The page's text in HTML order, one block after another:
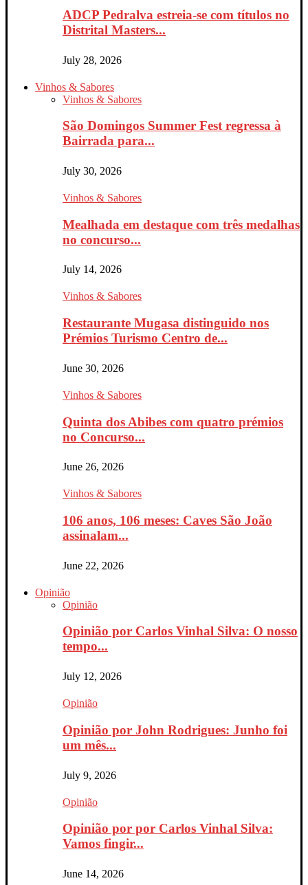
ADCP Pedralva estreia-se com títulos no
Distrital Masters...
July 28, 2026
Vinhos & Sabores
Vinhos & Sabores
São Domingos Summer Fest regressa à
Bairrada para...
July 30, 2026
Vinhos & Sabores
Mealhada em destaque com três medalhas
no concurso...
July 14, 2026
Vinhos & Sabores
Restaurante Mugasa distinguido nos
Prémios Turismo Centro de...
June 30, 2026
Vinhos & Sabores
Quinta dos Abibes com quatro prémios
no Concurso...
June 26, 2026
Vinhos & Sabores
106 anos, 106 meses: Caves São João
assinalam...
June 22, 2026
Opinião
Opinião
Opinião por Carlos Vinhal Silva: O nosso
tempo...
July 12, 2026
Opinião
Opinião por John Rodrigues: Junho foi
um mês...
July 9, 2026
Opinião
Opinião por por Carlos Vinhal Silva:
Vamos fingir...
June 14, 2026